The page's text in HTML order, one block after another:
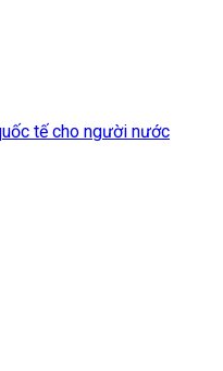
tế cho người nước